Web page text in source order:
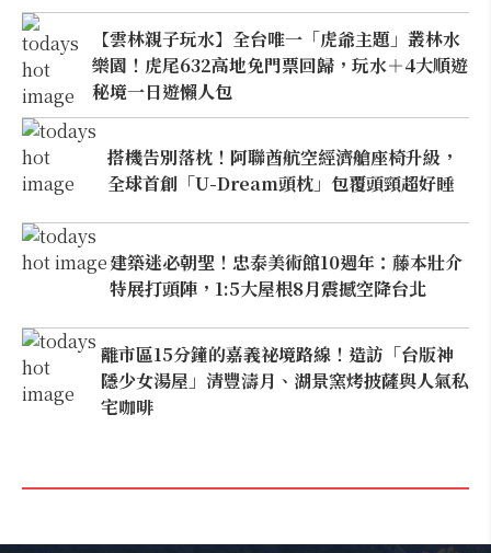
【雲林親子玩水】全台唯一「虎爺主題」叢林水
樂園！虎尾632高地免門票回歸，玩水＋4大順遊
秘境一日遊懶人包
搭機告別落枕！阿聯酋航空經濟艙座椅升級，
全球首創「U-Dream頭枕」包覆頭頸超好睡
建築迷必朝聖！忠泰美術館10週年：藤本壯介
特展打頭陣，1:5大屋根8月震撼空降台北
離市區15分鐘的嘉義祕境路線！造訪「台版神
隱少女湯屋」清豐濤月、湖景窯烤披薩與人氣私
宅咖啡